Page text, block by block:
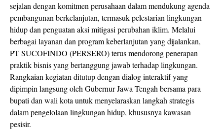
sejalan dengan komitmen perusahaan dalam mendukung agenda
pembangunan berkelanjutan, termasuk pelestarian lingkungan
hidup dan penguatan aksi mitigasi perubahan iklim. Melalui
berbagai layanan dan program keberlanjutan yang dijalankan,
PT SUCOFINDO (PERSERO) terus mendorong penerapan
praktik bisnis yang bertanggung jawab terhadap lingkungan.
Rangkaian kegiatan ditutup dengan dialog interaktif yang
dipimpin langsung oleh Gubernur Jawa Tengah bersama para
bupati dan wali kota untuk menyelaraskan langkah strategis
dalam pengelolaan lingkungan hidup, khususnya kawasan
pesisir.